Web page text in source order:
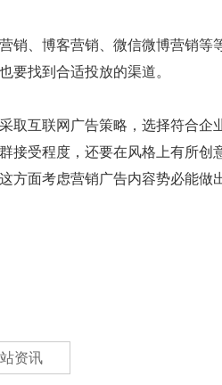
、博客营销、微信微博营销等
要找到合适投放的渠道。
互联网广告策略，选择符合企
接受程度，还要在风格上有所创
方面考虑营销广告内容势必能做
资讯